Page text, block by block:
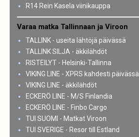
R14 Rein Kasela viinikauppa
Varaa matka Tallinnaan ja Viroon
TALLINK - useita lähtöjä päivässä
TALLINK SILJA - äkkilähdöt
RISTEILYT - Helsinki-Tallinna
VIKING LINE - XPRS kahdesti päivässä
VIKING LINE - äkkilähdöt
ECKERÖ LINE - M/S Finlandia
ECKERÖ LINE - Finbo Cargo
TUI SUOMI - Matkat Viroon
TUI SVERIGE - Resor till Estland